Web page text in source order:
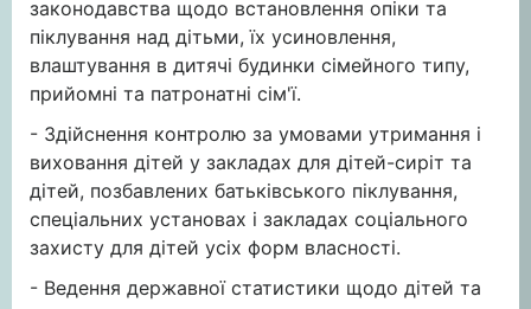
законодавства щодо встановлення опіки та
піклування над дітьми, їх усиновлення,
влаштування в дитячі будинки сімейного типу,
прийомні та патронатні сім'ї.
- Здійснення контролю за умовами утримання і
виховання дітей у закладах для дітей-сиріт та
дітей, позбавлених батьківського піклування,
спеціальних установах і закладах соціального
захисту для дітей усіх форм власності.
- Ведення державної статистики щодо дітей та